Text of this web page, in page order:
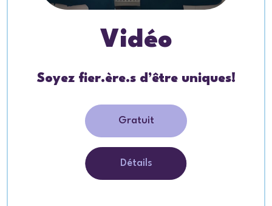
Vidéo
Soyez fier.ère.s d’être uniques!
Gratuit
Détails